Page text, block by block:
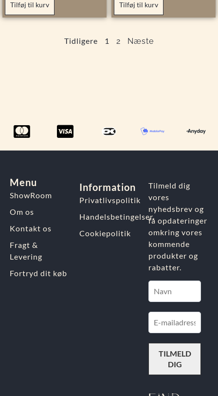
Tilføj til kurv Tilføj til kurv
Tidligere 1 2 Næste
Menu
ShowRoom
Om os
Kontakt os
Fragt &
Levering
Fortryd dit køb
Information
Privatlivspolitik
Handelsbetingelser
Cookiepolitik
Tilmeld dig
vores
nyhedsbrev og
få opdateringer
omkring vores
kommende
produkter og
rabatter.